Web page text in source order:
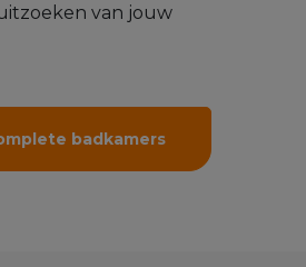
van jouw
badkamers